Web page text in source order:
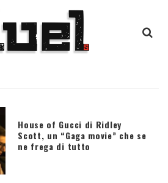
House of Gucci di Ridley
Scott, un “Gaga movie” che se
ne frega di tutto